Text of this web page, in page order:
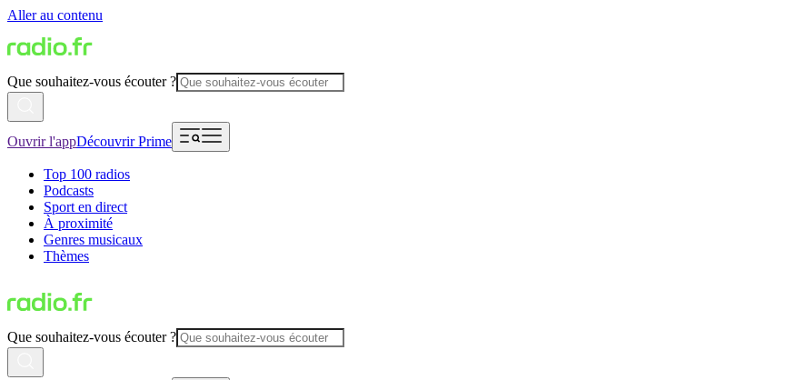
Aller au contenu
Que souhaitez-vous écouter ?
Ouvrir l'appDécouvrir Prime
Top 100 radios
Podcasts
Sport en direct
À proximité
Genres musicaux
Thèmes
Que souhaitez-vous écouter ?